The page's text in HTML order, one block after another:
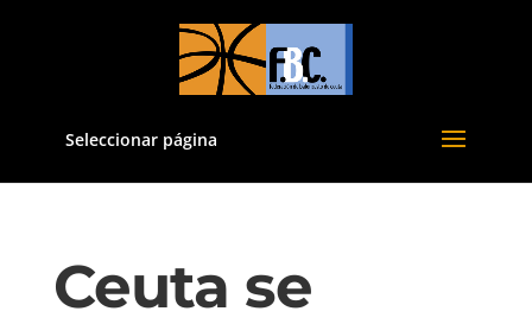
Seleccionar página
Ceuta se